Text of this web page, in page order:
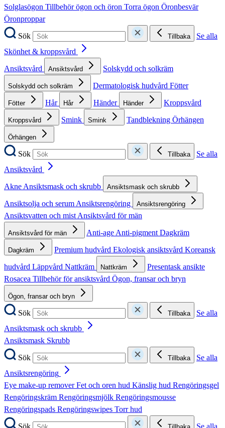
Solglasögon Tillbehör ögon och öron Torra ögon Öronbesvär
Öronproppar
Sök
Tillbaka
Se alla
Skönhet & kroppsvård
Ansiktsvård
Ansiktsvård Solskydd och solkräm
Solskydd och solkräm Dermatologisk hudvård Fötter
Fötter Hår Hår Händer Händer Kroppsvård
Kroppsvård Smink Smink Tandblekning Örhängen
Örhängen
Sök Tillbaka
Se alla
Ansiktsvård
AkneAnsiktsmask och skrubb Ansiktsmask och skrubb
Ansiktsolja och serumAnsiktsrengöring Ansiktsrengöring
Ansiktsvatten och mistAnsiktsvård för män
Ansiktsvård för män Anti-ageAnti-pigmentDagkräm
Dagkräm Premium hudvård Ekologisk ansiktsvård Koreansk
hudvård Läppvård Nattkräm Nattkräm
Presentask ansikte
Rosacea Tillbehör för ansiktsvård Ögon, fransar och bryn
Ögon, fransar och bryn
Sök Tillbaka
Se alla
Ansiktsmask och skrubb
Ansiktsmask Skrubb
Sök
Tillbaka
Se alla
Ansiktsrengöring
Eye make-up removerFet och oren hud Känslig hud Rengöringsgel
Rengöringskräm Rengöringsmjölk Rengöringsmousse
Rengöringspads Rengöringswipes Torr hud